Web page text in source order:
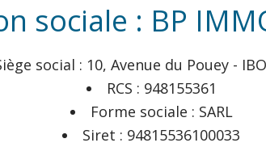
sociale : BP
social : 10, Avenue du Pouey -
RCS : 948155361
Forme sociale : SARL
Siret : 94815536100033